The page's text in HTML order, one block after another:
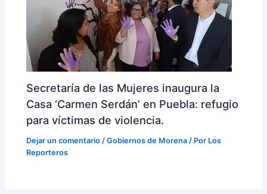
Secretaría de las Mujeres inaugura la
Casa ‘Carmen Serdán’ en Puebla: refugio
para víctimas de violencia.
Dejar un comentario /Gobiernos de Morena / Por Los
Reporteros